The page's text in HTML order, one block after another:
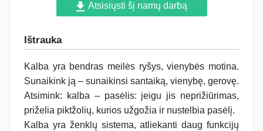
Atsisiųsti šį namų darbą
Ištrauka
Kalba yra bendras meilės ryšys, vienybės motina.
Sunaikink ją – sunaikinsi santaiką, vienybę, gerovę.
Atsimink: kalba – pasėlis: jeigu jis neprižiūrimas,
priželia piktžolių, kurios užgožia ir nustelbia pasėlį.
Kalba yra ženklų sistema, atliekanti daug funkcijų